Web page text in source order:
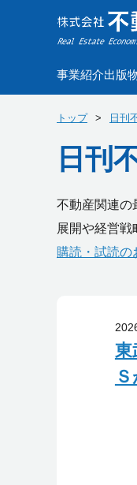
事業紹介出版
トップ 日刊
日刊
不動産関連の
展開や経営戦
購読・試読の
東